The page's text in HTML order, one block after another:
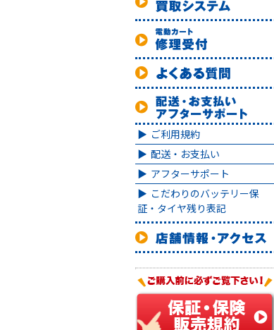
ご利用規約
配送・お支払い
アフターサポート
こだわりのバッテリー保
証・タイヤ残り表記